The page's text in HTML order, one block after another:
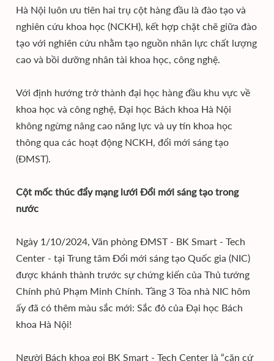
Hà Nội luôn ưu tiên hai trụ cột hàng đầu là đào tạo và
nghiên cứu khoa học (NCKH), kết hợp chặt chẽ giữa đào
tạo với nghiên cứu nhằm tạo nguồn nhân lực chất lượng
cao và bồi dưỡng nhân tài khoa học, công nghệ.
Với định hướng trở thành đại học hàng đầu khu vực về
khoa học và công nghệ, Đại học Bách khoa Hà Nội
không ngừng nâng cao năng lực và uy tín khoa học
thông qua các hoạt động NCKH, đổi mới sáng tạo
(ĐMST).
Cột mốc thúc đẩy mạng lưới Đổi mới sáng tạo trong
nước
Ngày 1/10/2024, Văn phòng ĐMST - BK Smart - Tech
Center - tại Trung tâm Đổi mới sáng tạo Quốc gia (NIC)
được khánh thành trước sự chứng kiến của Thủ tướng
Chính phủ Phạm Minh Chính. Tầng 3 Tòa nhà NIC hôm
ấy đã có thêm màu sắc mới: Sắc đỏ của Đại học Bách
khoa Hà Nội!
Người Bách khoa gọi BK Smart - Tech Center là “căn cứ